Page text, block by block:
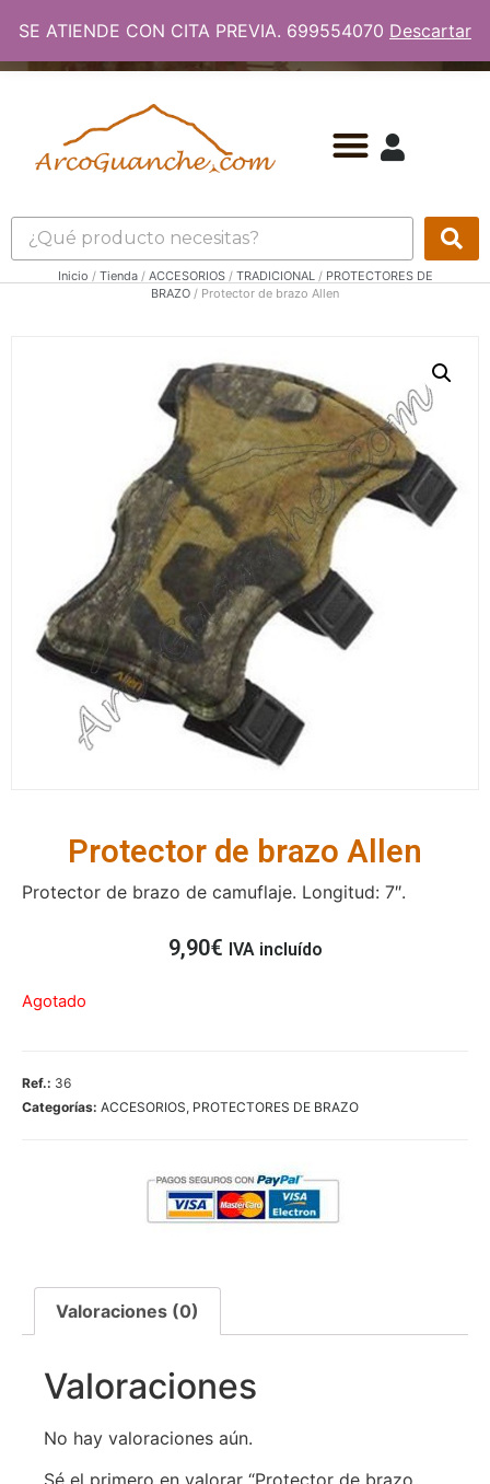
Inicio / Tienda/ ACCESORIOS/ TRADICIONAL/ PROTECTORES DE
BRAZO / Protector de brazo Allen
Protector de brazo Allen
Protector de brazo de camuflaje. Longitud: 7″.
9,90€ IVA incluído
Agotado
Ref.: 36
Categorías: ACCESORIOS, PROTECTORES DE BRAZO
Valoraciones (0)
Valoraciones
No hay valoraciones aún.
SE ATIENDE CON CITA PREVIA. 699554070 Descartar